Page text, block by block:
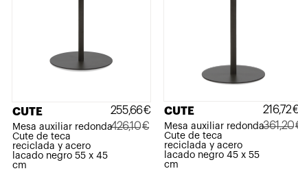
CUTE
Mesa auxiliar redonda
Cute de teca
reciclada y acero
lacado negro 55 x 45
cm
426,10€
255,66€ CUTE
Mesa auxiliar redonda
Cute de teca
reciclada y acero
lacado negro 45 x 55
cm
361,20
216,72